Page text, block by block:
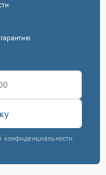
конфиденциальности